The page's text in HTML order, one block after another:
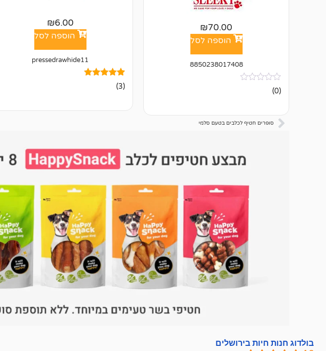
₪70.00
הוספה לסל
8850238017408
אין
ביקורות
(0)
₪6.00
הוספה לסל
pressedrawhide11
מדורגים
5.00
3(3)
סופרים חטיף לכלבים בטעם סלמי
בולדוג חנות חיות בירושלים